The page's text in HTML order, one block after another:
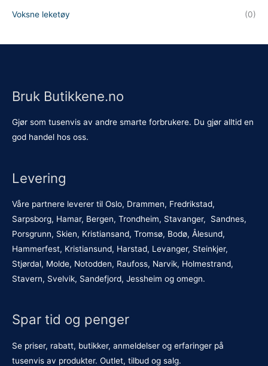
Voksne leketøy (0)
Bruk Butikkene.no
Gjør som tusenvis av andre smarte forbrukere. Du gjør alltid en
god handel hos oss.
Levering
Våre partnere leverer til Oslo, Drammen, Fredrikstad,
Sarpsborg, Hamar, Bergen, Trondheim, Stavanger, Sandnes,
Porsgrunn, Skien, Kristiansand, Tromsø, Bodø, Ålesund,
Hammerfest, Kristiansund, Harstad, Levanger, Steinkjer,
Stjørdal, Molde, Notodden, Raufoss, Narvik, Holmestrand,
Stavern, Svelvik, Sandefjord, Jessheim og omegn.
Spar tid og penger
Se priser, rabatt, butikker, anmeldelser og erfaringer på
tusenvis av produkter. Outlet, tilbud og salg.